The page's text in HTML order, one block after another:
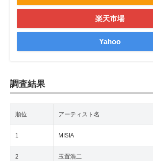
楽天市場
Yahoo
調査結果
順位 アーティスト名
1 MISIA
2 玉置浩二